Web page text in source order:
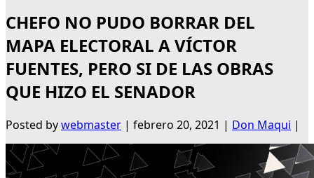
CHEFO NO PUDO BORRAR DEL
MAPA ELECTORAL A VÍCTOR
FUENTES, PERO SI DE LAS OBRAS
QUE HIZO EL SENADOR
Posted bywebmaster | febrero 20, 2021 | Don Maqui |